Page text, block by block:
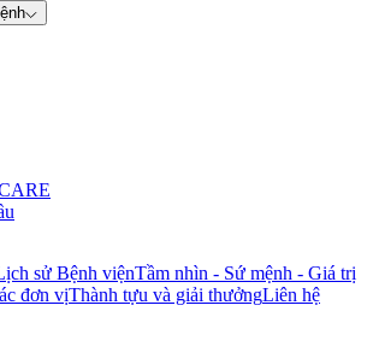
sử Bệnh việnTầm nhìn - Sứ mệnh - Giá trị
đơn vịThành tựu và giải thưởngLiên hệ